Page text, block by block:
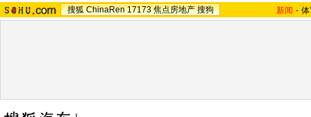
搜狐 ChinaRen 17173 焦点房地产 搜狗 新闻 -